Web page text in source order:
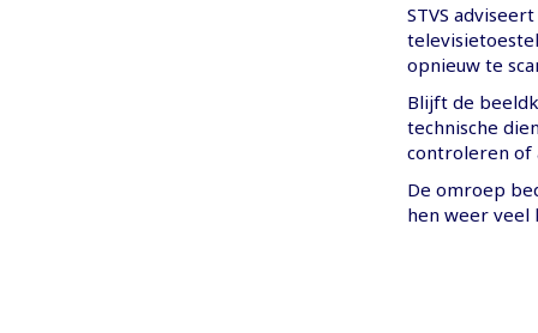
STVS
opnieuw te
Blijft de
technische
controleren of
De omroep
hen weer veel